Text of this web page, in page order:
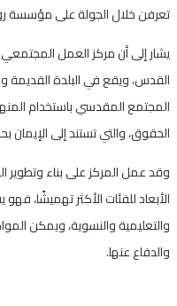
تعرفن خلال الجولة على مؤسسة
يشار إلى أن مركز العمل
المجتمع المقدسي باستخدام
الحقوق، والتي تستند إلى
وقد عمل المركز على بناء وتطوير
الأبعاد للفئات الأكثر تهميشًا،
والتعليمية والنسوية، ويمكن
والدفاع عنها.